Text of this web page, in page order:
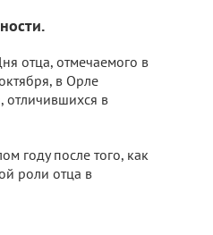
отца, отмечаемого в
в Орле
отличившихся в
году после того, как
роли отца в